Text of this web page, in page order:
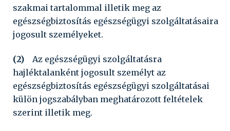
szakmai tartalommal illetik meg az
egészségbiztosítás egészségügyi szolgáltatásaira
jogosult személyeket.
(2)
Az egészségügyi szolgáltatásra
hajléktalanként jogosult személyt az
egészségbiztosítás egészségügyi szolgáltatásai
külön jogszabályban meghatározott feltételek
szerint illetik meg.